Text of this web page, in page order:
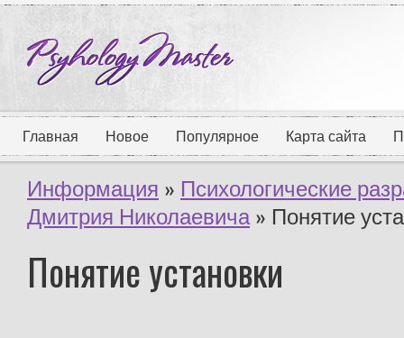
Главная Новое Популярное Карта сайта
Информация » Психологические
Дмитрия Николаевича» Понятие
Понятие установки